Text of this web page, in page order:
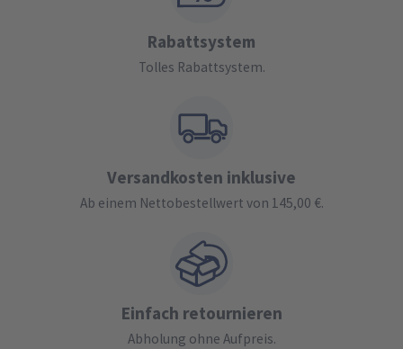
Rabattsystem
Tolles Rabattsystem.
Versandkosten inklusive
Ab einem Nettobestellwert von 145,00 €.
Einfach retournieren
Abholung ohne Aufpreis.